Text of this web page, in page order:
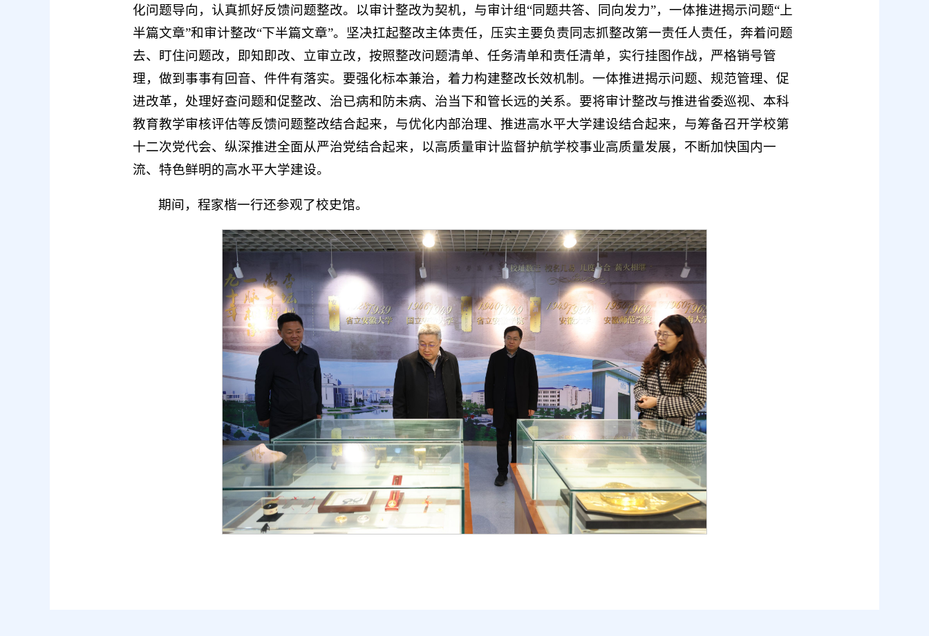
化问题导向，认真抓好反馈问题整改。以审计整改为契机，与审计组“同题共答、同向发力”，一体推进揭示问题“上
半篇文章”和审计整改“下半篇文章”。坚决扛起整改主体责任，压实主要负责同志抓整改第一责任人责任，奔着问题
去、盯住问题改，即知即改、立审立改，按照整改问题清单、任务清单和责任清单，实行挂图作战，严格销号管
理，做到事事有回音、件件有落实。要强化标本兼治，着力构建整改长效机制。一体推进揭示问题、规范管理、促
进改革，处理好查问题和促整改、治已病和防未病、治当下和管长远的关系。要将审计整改与推进省委巡视、本科
教育教学审核评估等反馈问题整改结合起来，与优化内部治理、推进高水平大学建设结合起来，与筹备召开学校第
十二次党代会、纵深推进全面从严治党结合起来，以高质量审计监督护航学校事业高质量发展，不断加快国内一
流、特色鲜明的高水平大学建设。
期间，程家楷一行还参观了校史馆。